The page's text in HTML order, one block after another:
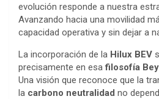
evolución responde a nuestra
Avanzando hacia una movilidad
capacidad operativa y sin dejar a
La incorporación de la Hilux BEV
precisamente en esafilosofía
Una visión que reconoce que la
la carbono neutralidad no